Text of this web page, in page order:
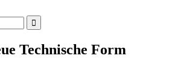
Technische Form